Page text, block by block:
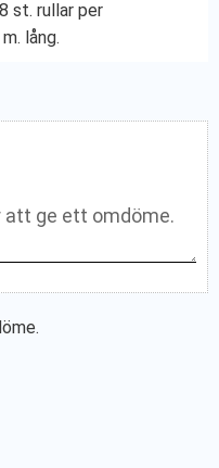
st. rullar per
lång.